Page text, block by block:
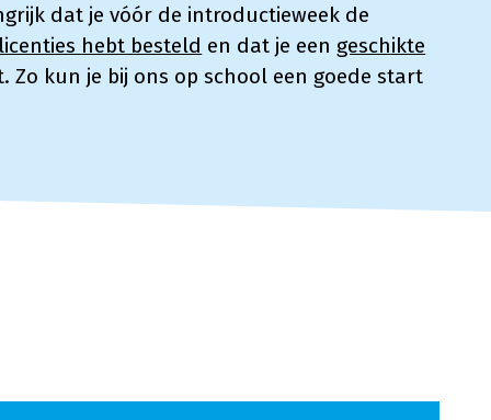
dat je vóór de introductieweek de
hebt besteld en dat je een geschikte
Zo kun je bij ons op school een goede start